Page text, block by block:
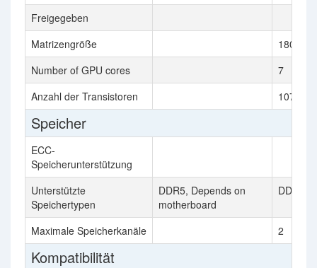
Freigegeben
Matrizengröße
180
Number of GPU cores
7
Anzahl der Transistoren
10700
Speicher
ECC-
Speicherunterstützung
Unterstützte
Speichertypen
DDR5, Depends on
motherboard
DDR4-
Maximale Speicherkanäle 2
Kompatibilität